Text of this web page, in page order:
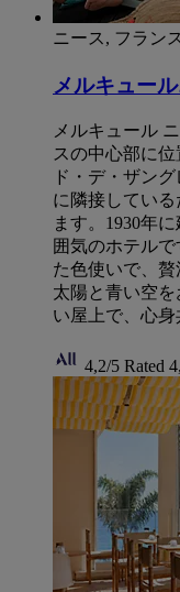
ニース, フランス
メルキュー
メルキュール
スの中心部に
ド・デ・ザン
に隣接してい
ます。1930年
囲気のホテル
た色使いで、贅
太陽と青い空
い屋上で、心身
4,2/5 Rated